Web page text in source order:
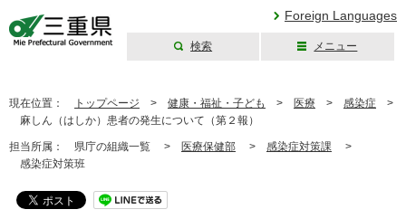
Foreign Languages
検索 メニュー
現在位置： トップページ > 健康・福祉・子ども > 医療 > 感染症 >
麻しん（はしか）患者の発生について（第２報）
担当所属： 県庁の組織一覧 > 医療保健部 > 感染症対策課 >
感染症対策班